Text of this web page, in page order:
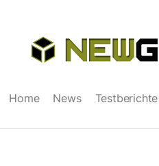
Home News Testberichte